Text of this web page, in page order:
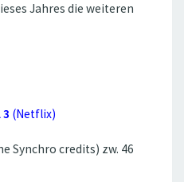
Jahres die weiteren
(Netflix)
Synchro credits) zw. 46